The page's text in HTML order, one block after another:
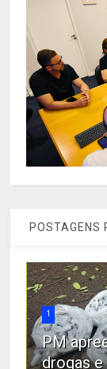
POSTAGENS
1
PM
drogas